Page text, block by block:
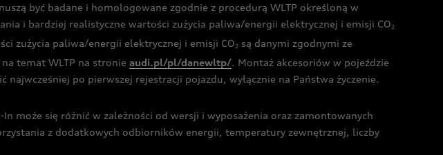
być badane i homologowane zgodnie z procedurą WLTP określoną w
i bardziej realistyczne wartości zużycia paliwa/energii elektrycznej i emisji CO2
zużycia paliwa/energii elektrycznej i emisji CO2 są danymi zgodnymi ze
temat WLTP na stronie audi.pl/pl/danewltp/. Montaż akcesoriów w pojeździe
najwcześniej po pierwszej rejestracji pojazdu, wyłącznie na Państwa życzenie.
może się różnić w zależności od wersji i wyposażenia oraz zamontowanych
z dodatkowych odbiorników energii, temperatury zewnętrznej, liczby